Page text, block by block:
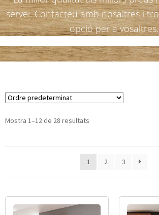
servei. Contacteu amb nosaltres i
opció per a vosaltres.
Mostra 1–12 de 28 resultats
1 2 3